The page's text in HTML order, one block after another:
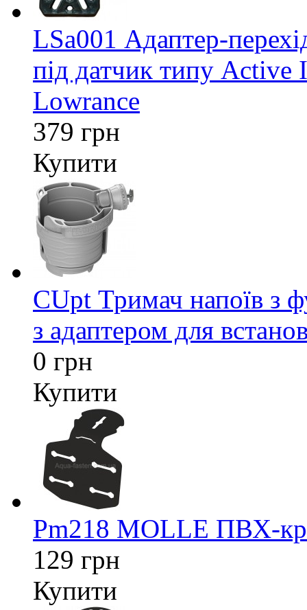
LSa001 Адаптер-
під датчик типу Active
Lowrance
379 грн
Купити
CUpt Тримач напоїв з
з адаптером для
0 грн
Купити
Pm218 MOLLE ПВХ-
129 грн
Купити